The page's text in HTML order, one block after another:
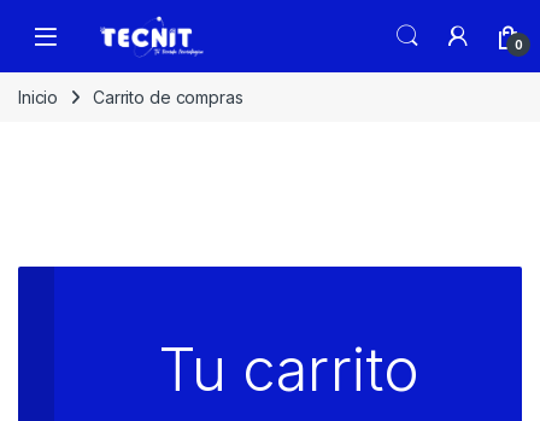
0
Inicio Carrito de compras
Tu carrito